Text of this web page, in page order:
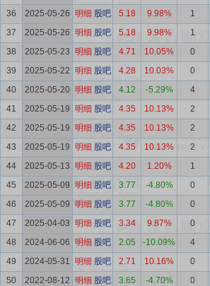
36
2025-05-26 明细 股吧 5.18 9.98% 1
37
2025-05-26 明细 股吧 5.18 9.98% 1
38
2025-05-23 明细 股吧 4.71 10.05% 0
39
2025-05-22 明细 股吧 4.28 10.03% 0
40
2025-05-20 明细 股吧 4.12 -5.29% 4
41
2025-05-19 明细 股吧 4.35 10.13% 2
42
2025-05-19 明细 股吧 4.35 10.13% 2
43
2025-05-19 明细 股吧 4.35 10.13% 2
44
2025-05-13 明细 股吧 4.20 1.20% 1
45
2025-05-09 明细 股吧 3.77 -4.80% 0
46
2025-05-09 明细 股吧 3.77 -4.80% 0
47
2025-04-03 明细 股吧 3.34 9.87% 0
48
2024-06-06 明细 股吧 2.05 -10.09% 4
49
2024-05-31 明细 股吧 2.71 10.16% 0
50
2022-08-12 明细 股吧 3.65 -4.70% 0